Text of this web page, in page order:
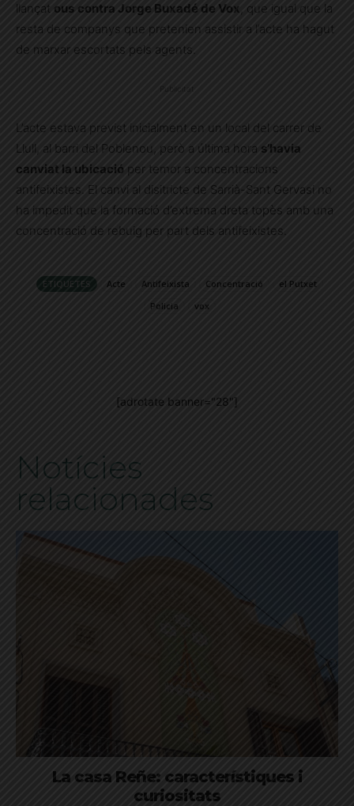
llançat ous contra Jorge Buxadé de Vox , que igual que la
resta de companys que pretenien assistir a l’acte ha hagut
de marxar escortats pels agents.
Publicitat
L’acte estava previst inicialment en un local del carrer de
Llull, al barri del Poblenou, però a última hora s’havia
canviat la ubicació per temor a concentracions
antifeixistes. El canvi al disitricte de Sarrià-Sant Gervasi no
ha impedit que la formació d’extrema dreta topès amb una
concentració de rebuig per part dels antifeixistes.
ETIQUETES Acte Antifeixista Concentració
el Putxet
Policia
vox
[adrotate banner="28"]
Notícies
relacionades
La casa Reñe: característiques i
curiositats